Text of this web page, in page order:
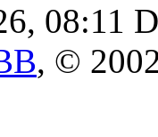
08:11
, ©